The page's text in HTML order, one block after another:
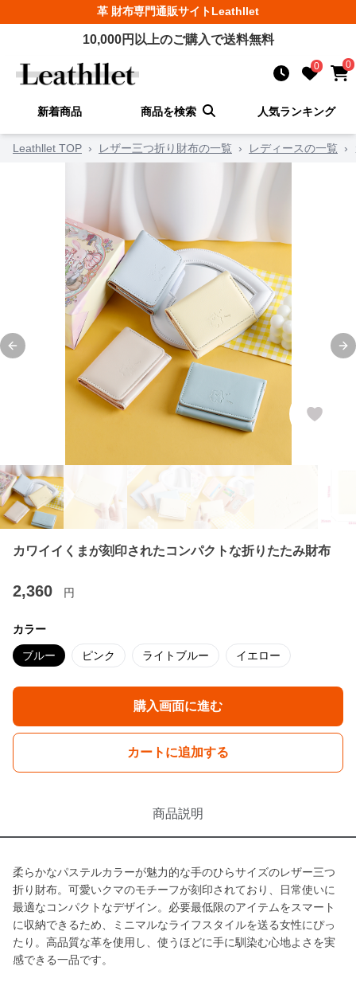
革 財布専門通販サイトLeathllet
10,000円以上のご購入で送料無料
0 0
新着商品 商品を検索 人気ランキング
Leathllet TOP › レザー三つ折り財布の一覧 › レディースの一覧 ›
Previous slide
カワイイくまが刻印されたコンパクトな折りたたみ財布
2,360 円
カラー
ブルー ピンク ライトブルー イエロー
購入画面に進む
カートに追加する
商品説明
柔らかなパステルカラーが魅力的な手のひらサイズのレザー三つ
折り財布。可愛いクマのモチーフが刻印されており、日常使いに
最適なコンパクトなデザイン。必要最低限のアイテムをスマート
に収納できるため、ミニマルなライフスタイルを送る女性にぴっ
たり。高品質な革を使用し、使うほどに手に馴染む心地よさを実
感できる一品です。